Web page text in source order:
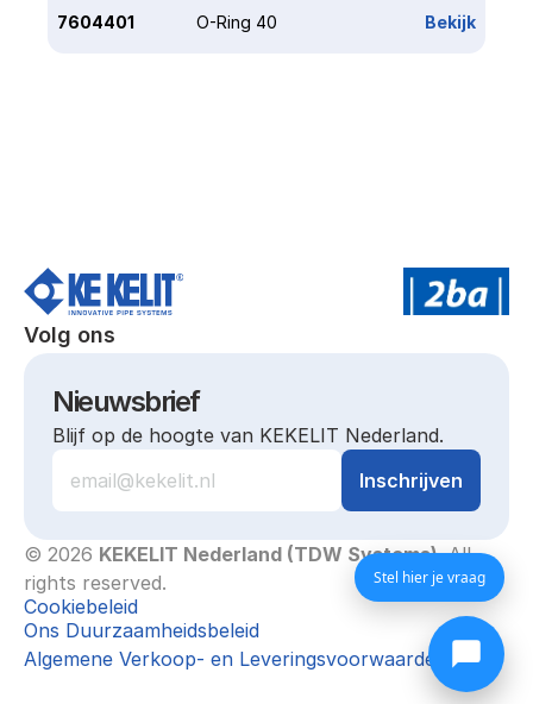
7604401 O-Ring 40 Bekijk
Volg ons
Nieuwsbrief
Blijf op de hoogte van KEKELIT Nederland.
© 2026 KEKELIT Nederland (TDW Systems). All
rights reserved.
Cookiebeleid
Ons Duurzaamheidsbeleid
Algemene Verkoop- en Leveringsvoorwaarden
Stel hier je vraag